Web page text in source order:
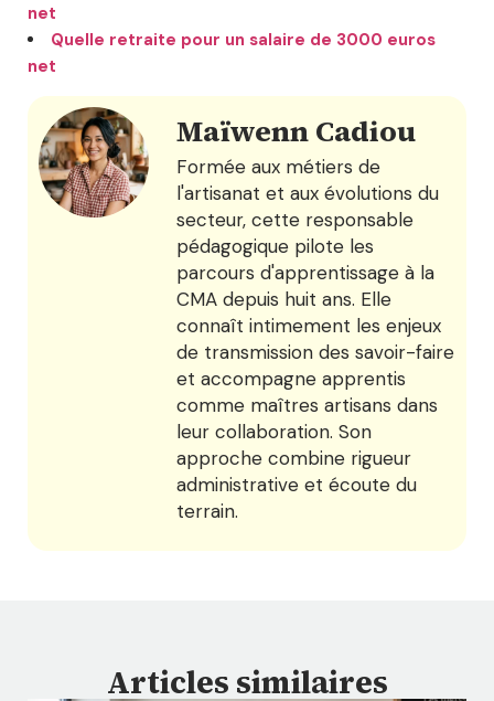
net
Quelle retraite pour un salaire de 3000 euros
net
Maïwenn Cadiou
Formée aux métiers de
l'artisanat et aux évolutions du
secteur, cette responsable
pédagogique pilote les
parcours d'apprentissage à la
CMA depuis huit ans. Elle
connaît intimement les enjeux
de transmission des savoir-faire
et accompagne apprentis
comme maîtres artisans dans
leur collaboration. Son
approche combine rigueur
administrative et écoute du
terrain.
Articles similaires